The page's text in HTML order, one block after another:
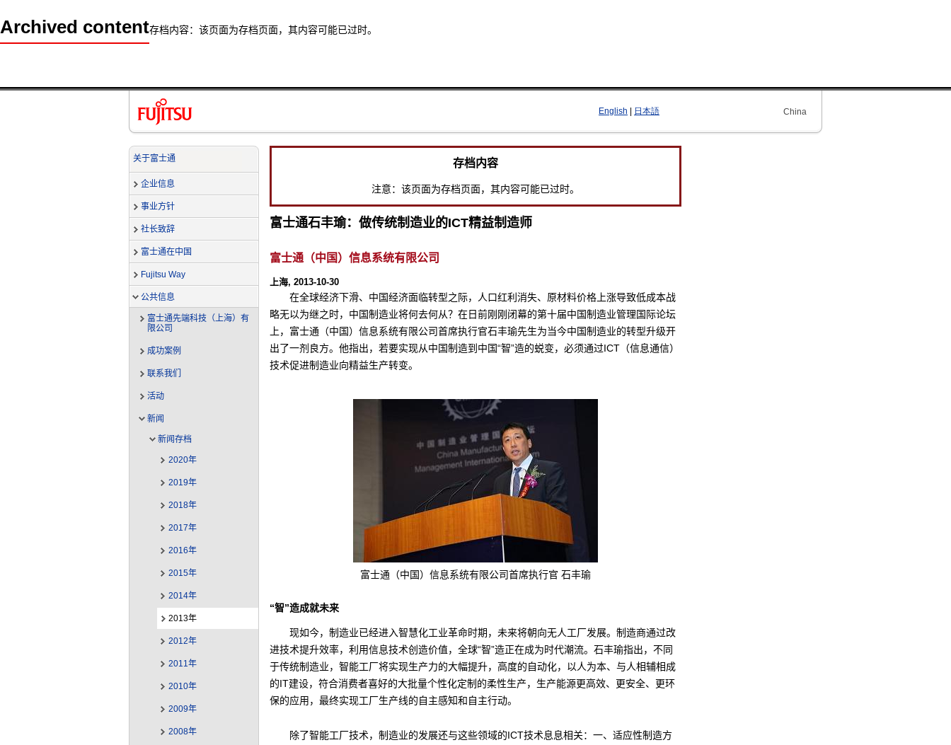
Archived content存档内容：该页面为存档页面，其内容可能已过时。
English | 日本語 China
关于富士通
企业信息
事业方针
社长致辞
富士通在中国
Fujitsu Way
公共信息
富士通先端科技（上海）有
限公司
成功案例
联系我们
活动
新闻
新闻存档
2020年
2019年
2018年
2017年
2016年
2015年
2014年
2013年
2012年
2011年
2010年
2009年
2008年
存档内容
注意：该页面为存档页面，其内容可能已过时。
富士通石丰瑜：做传统制造业的ICT精益制造师
富士通（中国）信息系统有限公司
上海, 2013-10-30
在全球经济下滑、中国经济面临转型之际，人口红利消失、原材料价格上涨导致低成本战
略无以为继之时，中国制造业将何去何从？在日前刚刚闭幕的第十届中国制造业管理国际论坛
上，富士通（中国）信息系统有限公司首席执行官石丰瑜先生为当今中国制造业的转型升级开
出了一剂良方。他指出，若要实现从中国制造到中国“智”造的蜕变，必须通过ICT（信息通信）
技术促进制造业向精益生产转变。
富士通（中国）信息系统有限公司首席执行官 石丰瑜
“智”造成就未来
现如今，制造业已经进入智慧化工业革命时期，未来将朝向无人工厂发展。制造商通过改
进技术提升效率，利用信息技术创造价值，全球“智”造正在成为时代潮流。石丰瑜指出，不同
于传统制造业，智能工厂将实现生产力的大幅提升，高度的自动化，以人为本、与人相辅相成
的IT建设，符合消费者喜好的大批量个性化定制的柔性生产，生产能源更高效、更安全、更环
保的应用，最终实现工厂生产线的自主感知和自主行动。
除了智能工厂技术，制造业的发展还与这些领域的ICT技术息息相关：一、适应性制造方